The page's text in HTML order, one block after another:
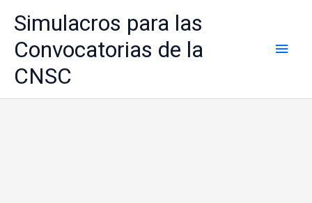
Simulacros para las
Convocatorias de la
CNSC